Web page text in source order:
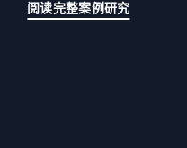
阅读完整案例研究